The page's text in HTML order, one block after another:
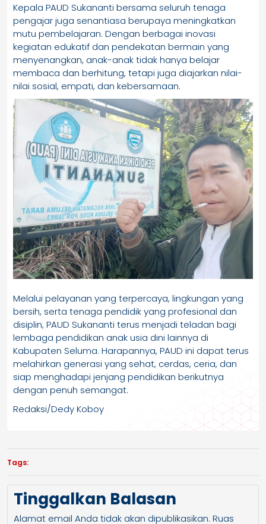
Kepala PAUD Sukananti bersama seluruh tenaga
pengajar juga senantiasa berupaya meningkatkan
mutu pembelajaran. Dengan berbagai inovasi
kegiatan edukatif dan pendekatan bermain yang
menyenangkan, anak-anak tidak hanya belajar
membaca dan berhitung, tetapi juga diajarkan nilai-
nilai sosial, empati, dan kebersamaan.
Melalui pelayanan yang terpercaya, lingkungan yang
bersih, serta tenaga pendidik yang profesional dan
disiplin, PAUD Sukananti terus menjadi teladan bagi
lembaga pendidikan anak usia dini lainnya di
Kabupaten Seluma. Harapannya, PAUD ini dapat terus
melahirkan generasi yang sehat, cerdas, ceria, dan
siap menghadapi jenjang pendidikan berikutnya
dengan penuh semangat.
Redaksi/Dedy Koboy
Tags:
Tinggalkan Balasan
Alamat email Anda tidak akan dipublikasikan. Ruas